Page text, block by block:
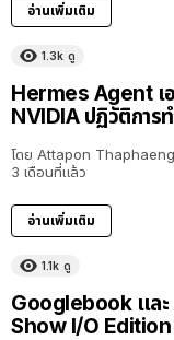
อ่านเพิ่มเติม
1.3k ดู
Hermes Agent เ
NVIDIA ปฏิวัติการ
โดย Attapon
3 เดือนที่แล้ว
อ่านเพิ่มเติม
1.1k ดู
Googlebook แล
Show I/O